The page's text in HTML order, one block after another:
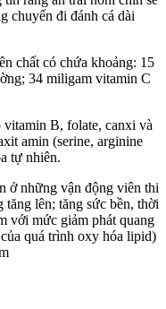
chuyến đi đánh cá dài
chất có chứa khoảng: 15
34 miligam vitamin C
vitamin B, folate, canxi và
amin (serine, arginine
tự nhiên.
ở những vận động viên thi
tăng lên; tăng sức bền, thời
với mức giảm phát quang
quá trình oxy hóa lipid)